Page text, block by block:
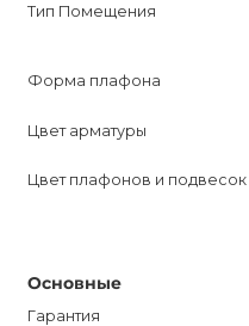
Тип Помещения
Форма плафона
Цвет арматуры
Цвет плафонов и подвесок
Основные
Гарантия